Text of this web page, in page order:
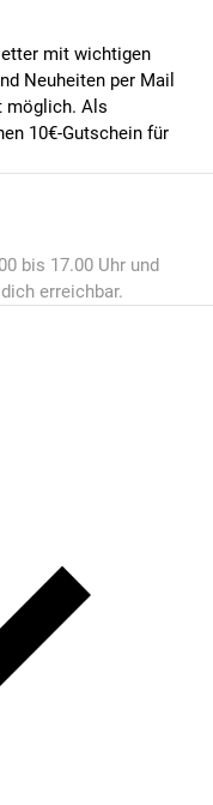
mit wichtigen
Neuheiten per Mail
möglich. Als
10€-Gutschein für
bis 17.00 Uhr und
erreichbar.